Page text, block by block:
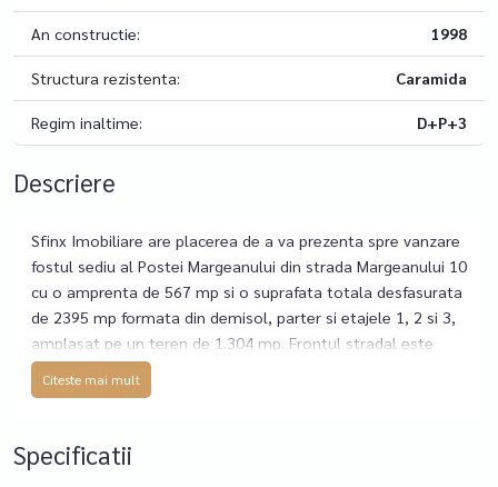
An constructie: 1998
Structura rezistenta: Caramida
Regim inaltime: D+P+3
Descriere
Sfinx Imobiliare are placerea de a va prezenta spre vanzare
fostul sediu al Postei Margeanului din strada Margeanului 10
cu o amprenta de 567 mp si o suprafata totala desfasurata
de 2395 mp formata din demisol, parter si etajele 1, 2 si 3,
amplasat pe un teren de 1.304 mp. Frontul stradal este
aproximativ 42 mp.
Blocul reprezinta o oportunitate de investitie importanta
compartimentat la etajele 1-3 in functie de obiectivele de
afaceri ale investitorului sau de nevoile companiei care il va
Citeste mai mult
Specificatii